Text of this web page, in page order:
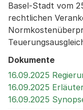
Basel-Stadt vom
rechtlichen
Dokumente
16.09.2025
16.09.2025
16.09.2025